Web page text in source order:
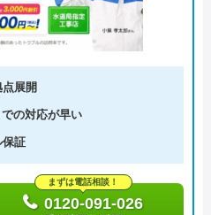
展開
の対応が早い
保証
まずは電話相談！
0120-091-026